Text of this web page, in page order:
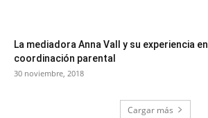
La mediadora Anna Vall y su experiencia en
coordinación parental
30 noviembre, 2018
Cargar más